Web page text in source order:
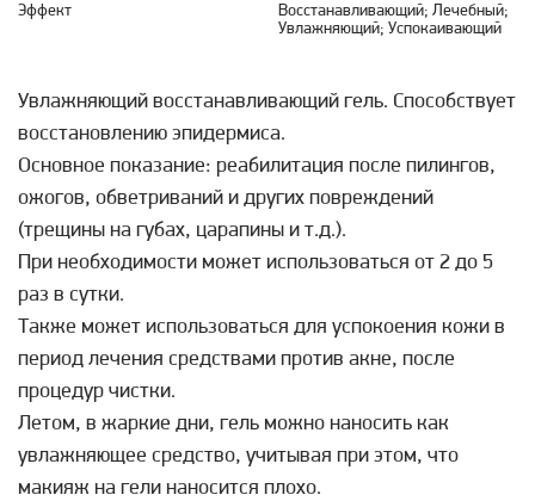
Эффект
Восстанавливающий; Лечебный;
Увлажняющий; Успокаивающий
Увлажняющий восстанавливающий гель. Способствует
восстановлению эпидермиса.
Основное показание: реабилитация после пилингов,
ожогов, обветриваний и других повреждений
(трещины на губах, царапины и т.д.).
При необходимости может использоваться от 2 до 5
раз в сутки.
Также может использоваться для успокоения кожи в
период лечения средствами против акне, после
процедур чистки.
Летом, в жаркие дни, гель можно наносить как
увлажняющее средство, учитывая при этом, что
макияж на гели наносится плохо.